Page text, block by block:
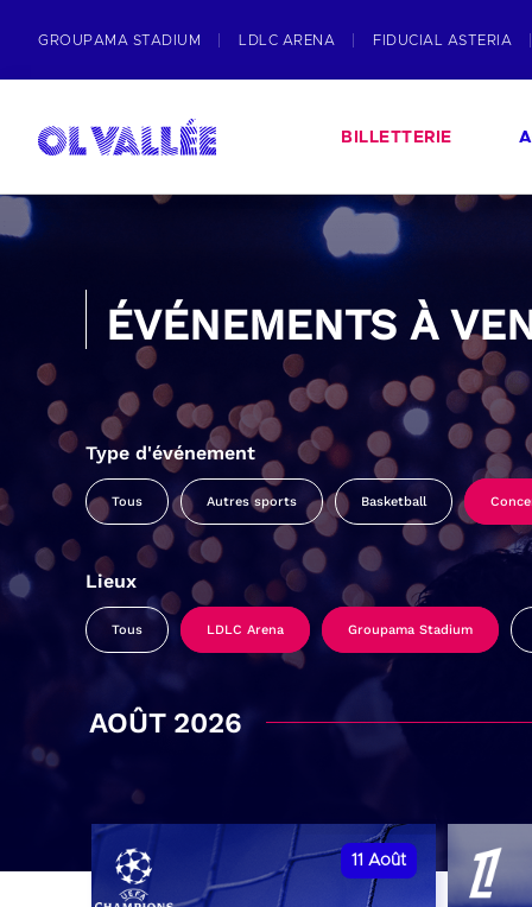
GROUPAMA STADIUM LDLC ARENA FIDUCIAL ASTERIA
BILLETTERIE
ÉVÉNEMENTS À
Type d'événement
Tous Autres sports Basketball
Lieux
Tous LDLC Arena Groupama Stadium
AOÛT 2026
11 Août